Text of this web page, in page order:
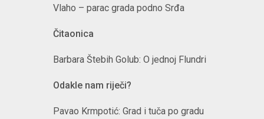
Vlaho – parac grada podno Srđa
Čitaonica
Barbara Štebih Golub: O jednoj Flundri
Odakle nam riječi?
Pavao Krmpotić: Grad i tuča po gradu